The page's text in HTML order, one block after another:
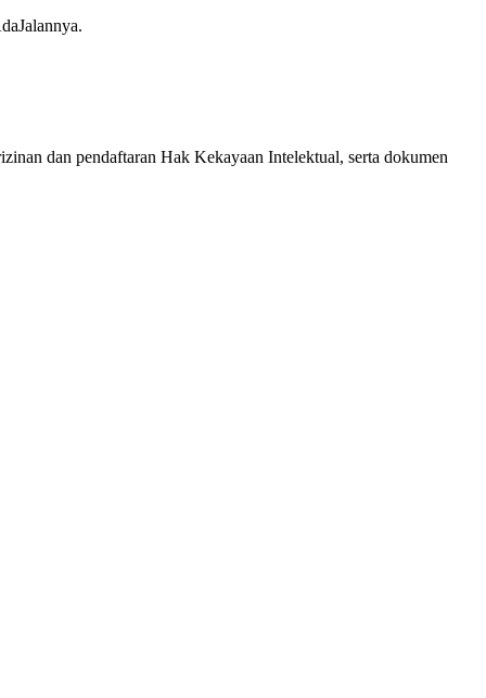
dan pendaftaran Hak Kekayaan Intelektual, serta dokumen